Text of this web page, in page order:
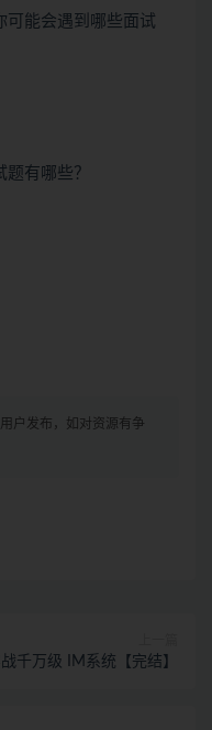
可能会遇到哪些面试
有哪些？
户发布，如对资源有争
千万级 IM系统【完结】